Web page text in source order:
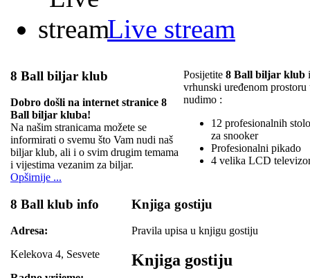
Live stream
8 Ball biljar klub
Dobro došli na internet stranice 8
Ball biljar kluba!
Na našim stranicama možete se
informirati o svemu što Vam nudi naš
biljar klub, ali i o svim drugim temama
i vijestima vezanim za biljar.
Opširnije ...
Posijetite 8 Ball biljar klub
vrhunski uređenom
nudimo :
12 profesionalnih
za snooker
Profesionalni pikado
4 velika LCD
8 Ball klub info
Adresa:
Kelekova 4, Sesvete
Knjiga gostiju
Pravila upisa u knjigu gostiju
Knjiga gostiju